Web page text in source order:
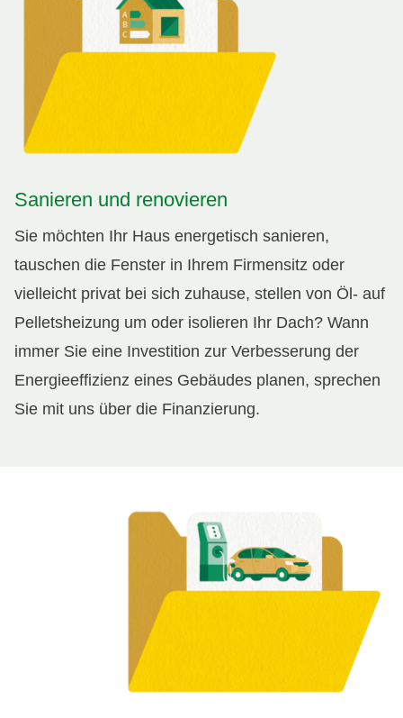
Sanieren und renovieren
Sie möchten Ihr Haus energetisch sanieren,
tauschen die Fenster in Ihrem Firmensitz oder
vielleicht privat bei sich zuhause, stellen von Öl- auf
Pelletsheizung um oder isolieren Ihr Dach? Wann
immer Sie eine Investition zur Verbesserung der
Energieeffizienz eines Gebäudes planen, sprechen
Sie mit uns über die Finanzierung.